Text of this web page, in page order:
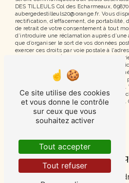
DES TILLEULS Col des Echarmeaux,
aubergedestilleuls20@orange.fr. Vous
rectification, d’effacement, de portabilité,
de retrait de votre consentement à tout
d’introduire une réclamation auprès
que d’organiser le sort de vos données
exercer ces droits par voie postale à
69870 Poule-les-Écharmeaux ou par
aubergedestilleuls20@orange.fr. Un
être demandé. Nous conservons vos
prise de contact puis pendant la durée
probatoires et de gestion des
inscrire sur la liste d'opposition au
disponible à cette adresse: Bloctel.gouv.fr .
plus d’informations sur vos droits.
Recherches
- 2026 - Tous
Ce site utilise des cookies
et vous donne le contrôle
sur ceux que vous
souhaitez activer
Tout accepter
Tout refuser